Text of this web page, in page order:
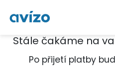
Stále čakáme na
Po přijetí platby